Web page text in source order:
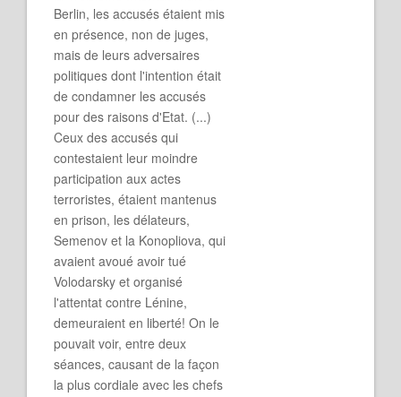
Berlin, les accusés étaient mis
en présence, non de juges,
mais de leurs adversaires
politiques dont l'intention était
de condamner les accusés
pour des raisons d'Etat. (...)
Ceux des accusés qui
contestaient leur moindre
participation aux actes
terroristes, étaient mantenus
en prison, les délateurs,
Semenov et la Konopliova, qui
avaient avoué avoir tué
Volodarsky et organisé
l'attentat contre Lénine,
demeuraient en liberté! On le
pouvait voir, entre deux
séances, causant de la façon
la plus cordiale avec les chefs